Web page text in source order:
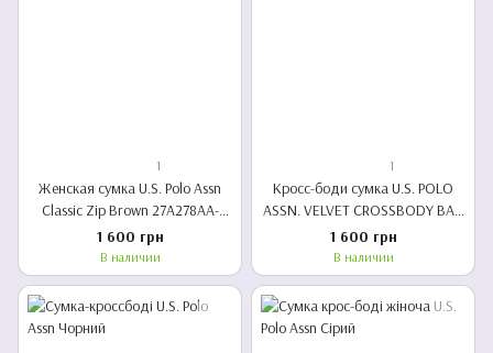
1
Женская сумка U.S. Polo Assn
Classic Zip Brown 27A278AA-
COGN
1 600 грн
В наличии
1
Кросс-боди сумка U.S. POLO
ASSN. VELVET CROSSBODY BAG
27A323AA
1 600 грн
В наличии